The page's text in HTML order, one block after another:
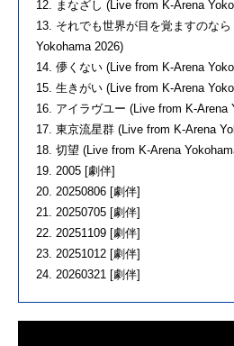
12. まなざし (Live from K-Arena
13. それでも世界が目を覚ますのな
Yokohama 2026)
14. 儚くない (Live from K-Arena
15. 生きがい (Live from K-Arena
16. アイラヴユー (Live from K-Arena
17. 東京流星群 (Live from K-Arena
18. 切望 (Live from K-Arena
19. 2005 [劇伴]
20. 20250806 [劇伴]
21. 20250705 [劇伴]
22. 20251109 [劇伴]
23. 20251012 [劇伴]
24. 20260321 [劇伴]